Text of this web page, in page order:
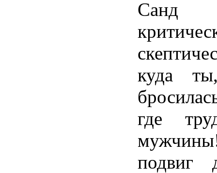
Санд
куда
где
подвиг